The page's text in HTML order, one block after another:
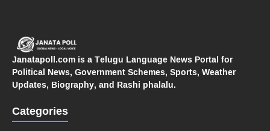
Janatapoll.com is a Telugu Language News Portal for
Political News, Government Schemes, Sports, Weather
Updates, Biography, and Rashi phalalu.
Categories